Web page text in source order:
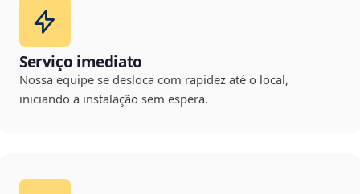
Serviço imediato
Nossa equipe se desloca com rapidez até o local,
iniciando a instalação sem espera.